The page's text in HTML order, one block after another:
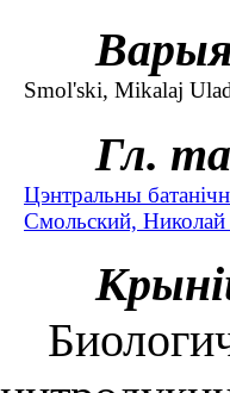
Smol'ski, Mіkalaj
Гл.
Цэнтральны
Смольский, Николай